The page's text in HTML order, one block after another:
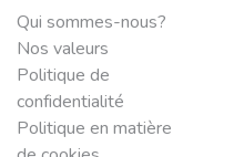
Qui sommes-nous?
Nos valeurs
Politique de
confidentialité
Politique en matière